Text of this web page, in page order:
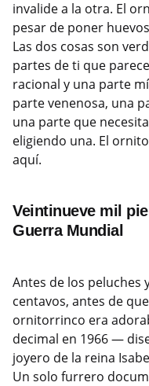
invalide a la otra. El
pesar de poner
Las dos cosas son
partes de ti que
racional y una parte
parte venenosa, una
una parte que
eligiendo una. El
aquí.
Veintinueve mil
Guerra Mundial
Antes de los peluches
centavos, antes de
ornitorrinco era
decimal en 1966 —
joyero de la reina
Un solo furrero